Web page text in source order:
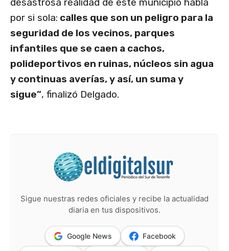
desastrosa realidad de este municipio habla
por si sola: calles que son un peligro para la
seguridad de los vecinos, parques
infantiles que se caen a cachos,
polideportivos en ruinas, núcleos sin agua
y continuas averías, y así, un suma y
sigue”, finalizó Delgado.
Sigue nuestras redes oficiales y recibe la actualidad
diaria en tus dispositivos.
Google News Facebook